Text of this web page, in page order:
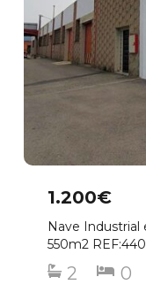
1.200€
Nave Industrial
550m2
2 0